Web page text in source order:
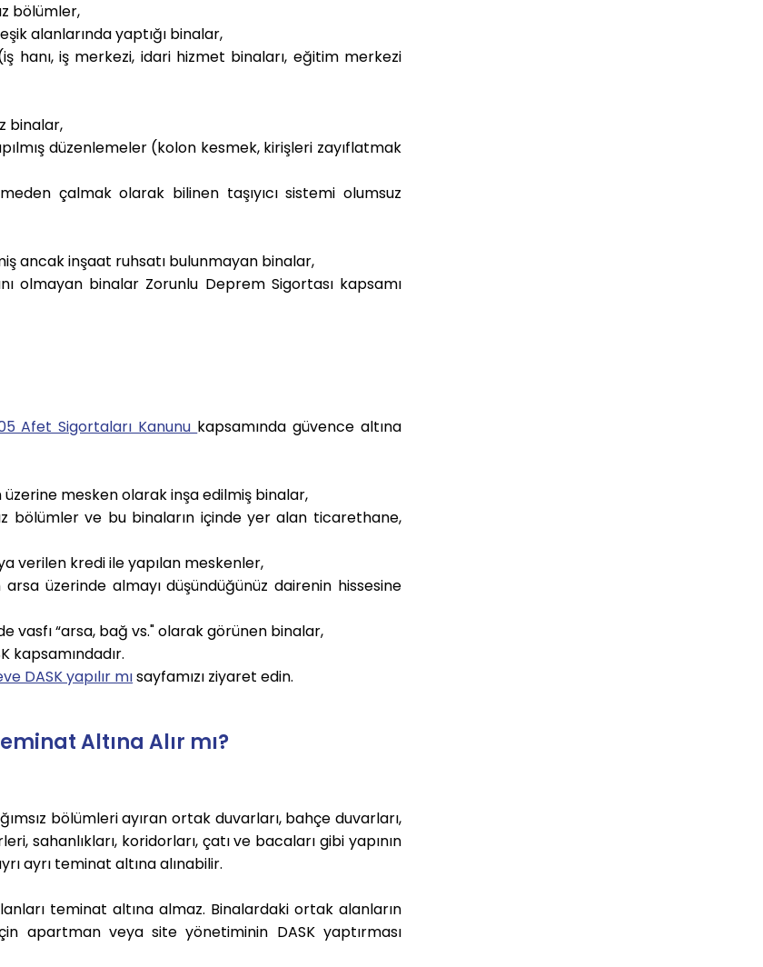
bölümler,
alanlarında yaptığı binalar,
hanı, iş merkezi, idari hizmet binaları, eğitim merkezi
binalar,
düzenlemeler (kolon kesmek, kirişleri zayıflatmak
çalmak olarak bilinen taşıyıcı sistemi olumsuz
ancak inşaat ruhsatı bulunmayan binalar,
olmayan binalar Zorunlu Deprem Sigortası kapsamı
Afet Sigortaları Kanunu kapsamında güvence altına
mesken olarak inşa edilmiş binalar,
bölümler ve bu binaların içinde yer alan ticarethane,
verilen kredi ile yapılan meskenler,
üzerinde almayı düşündüğünüz dairenin hissesine
vasfı “arsa, bağ vs." olarak görünen binalar,
kapsamındadır.
DASK yapılır mısayfamızı ziyaret edin.
Altına Alır mı?
bölümleri ayıran ortak duvarları, bahçe duvarları,
sahanlıkları, koridorları, çatı ve bacaları gibi yapının
ayrı teminat altına alınabilir.
teminat altına almaz. Binalardaki ortak alanların
apartman veya site yönetiminin DASK yaptırması